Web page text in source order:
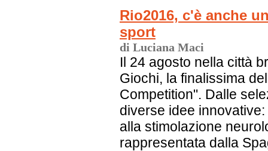
Rio2016, c'è anche
sport
di Luciana Maci
Il 24 agosto nella città
Giochi, la finalissima
Competition". Dalle
diverse idee
alla stimolazione
rappresentata dalla